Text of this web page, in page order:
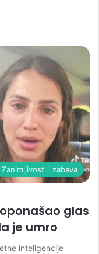
Zanimljivosti i zabava
glas
je umro
inteligencije